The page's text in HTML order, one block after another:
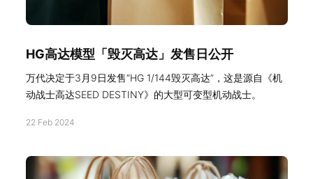
HG高达模型「毁灭高达」发售日公开
万代决定于3月9日发售“HG 1/144毁灭高达”，这是源自《机
动战士高达SEED DESTINY》的大型可变型机动战士。
22 Feb 2024